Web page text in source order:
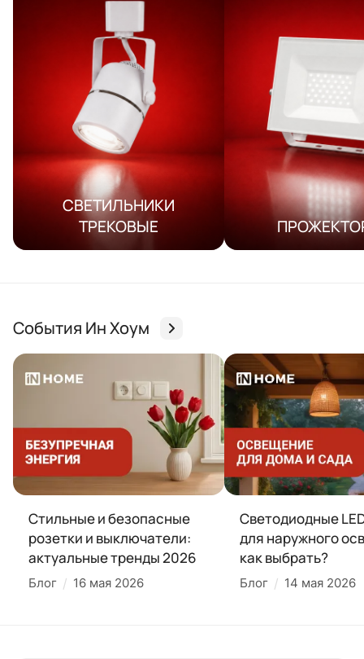
СВЕТИЛЬНИКИ
ТРЕКОВЫЕ
События Ин Хоум
Стильные и безопасные
розетки и выключатели:
актуальные тренды 2026
Блог / 16 мая 2026
Светодиодные
для наружного
как выбрать?
Блог / 14 мая 2026